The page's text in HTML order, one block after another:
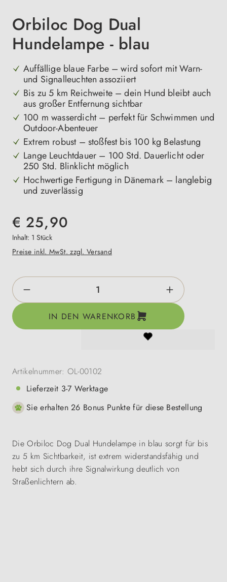
Orbiloc Dog Dual
Hundelampe - blau
Auffällige blaue Farbe – wird sofort mit Warn-
und Signalleuchten assoziiert
Bis zu 5 km Reichweite – dein Hund bleibt auch
aus großer Entfernung sichtbar
100 m wasserdicht – perfekt für Schwimmen und
Outdoor-Abenteuer
Extrem robust – stoßfest bis 100 kg Belastung
Lange Leuchtdauer – 100 Std. Dauerlicht oder
250 Std. Blinklicht möglich
Hochwertige Fertigung in Dänemark – langlebig
und zuverlässig
€ 25,90
Inhalt: 1 Stück
Preise inkl. MwSt. zzgl. Versand
Produkt Anzahl: Gib den gewünschten
IN DEN WARENKORB
Artikelnummer: OL-00102
Lieferzeit 3-7 Werktage
Sie erhalten 26 Bonus Punkte für diese Bestellung
Die Orbiloc Dog Dual Hundelampe in blau sorgt für bis
zu 5 km Sichtbarkeit, ist extrem widerstandsfähig und
hebt sich durch ihre Signalwirkung deutlich von
Straßenlichtern ab.